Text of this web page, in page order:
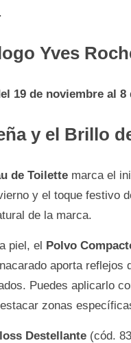
Yves
19 de noviembre al 8
y el Brillo
de Toilettemarca el
y el toque festivo
de la marca.
piel, el Polvo
aporta
Puedes aplicarlo
zonas
Destellante(cód.